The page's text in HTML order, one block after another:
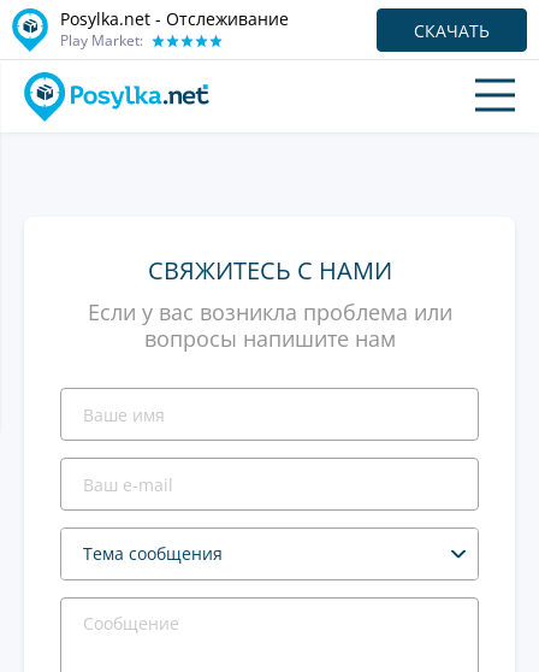
Posylka.net - Отслеживание
Play Market: СКАЧАТЬ
СВЯЖИТЕСЬ С НАМИ
Если у вас возникла проблема или
вопросы напишите нам
Тема сообщения